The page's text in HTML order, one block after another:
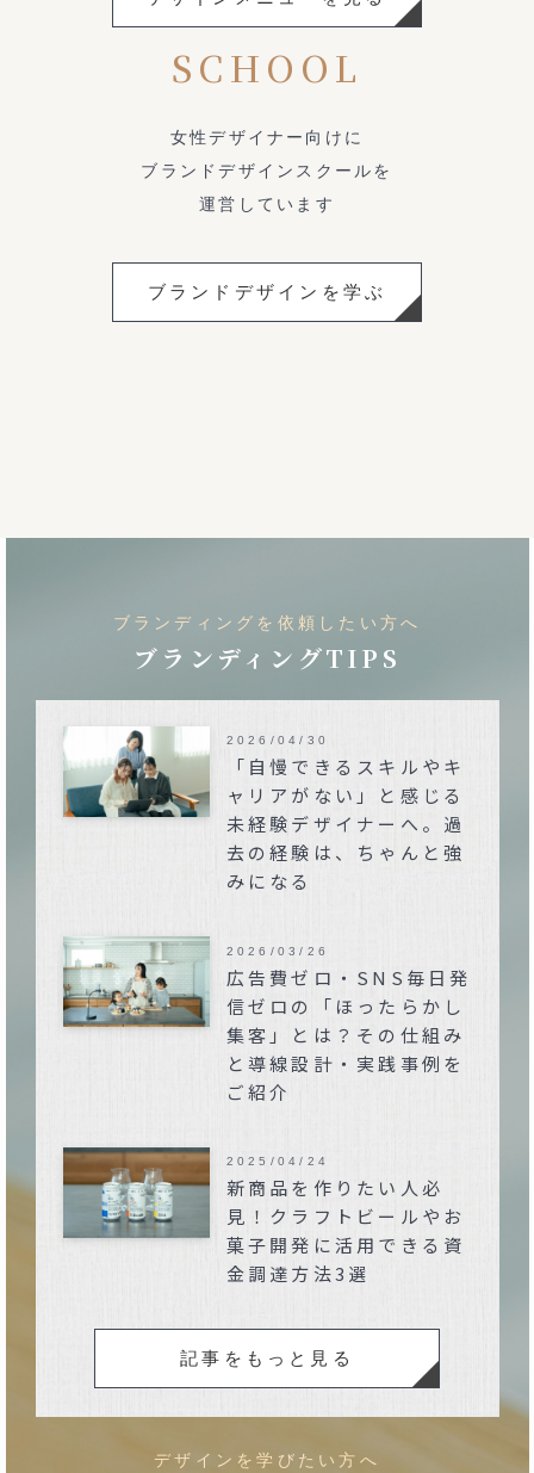
SCHOOL
女性デザイナー向けに
ブランドデザインスクールを
運営しています
ブランドデザインを学ぶ
ブランディングを依頼したい方へ
ブランディングTIPS
「自慢できるスキルやキ
ャリアがない」と感じる
未経験デザイナーへ。過
去の経験は、ちゃんと強
みになる
2026/04/30
広告費ゼロ・SNS毎日発
信ゼロの「ほったらかし
集客」とは？その仕組み
と導線設計・実践事例を
ご紹介
2026/03/26
新商品を作りたい人必
見！クラフトビールやお
菓子開発に活用できる資
金調達方法3選
2025/04/24
記事をもっと見る
デザインを学びたい方へ